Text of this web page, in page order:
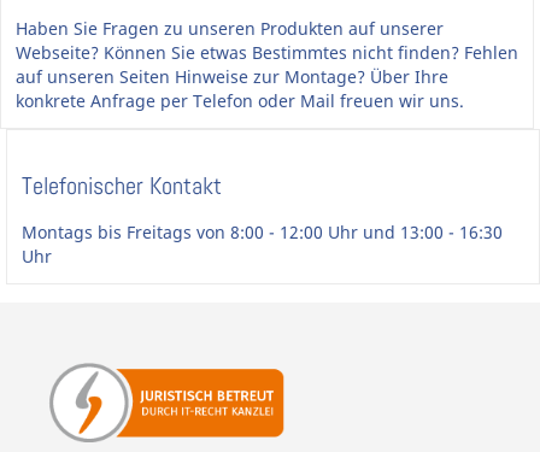
Haben Sie Fragen zu unseren Produkten auf unserer
Webseite? Können Sie etwas Bestimmtes nicht finden? Fehlen
auf unseren Seiten Hinweise zur Montage? Über Ihre
konkrete Anfrage per Telefon oder Mail freuen wir uns.
Telefonischer Kontakt
Montags bis Freitags von 8:00 - 12:00 Uhr und 13:00 - 16:30
Uhr